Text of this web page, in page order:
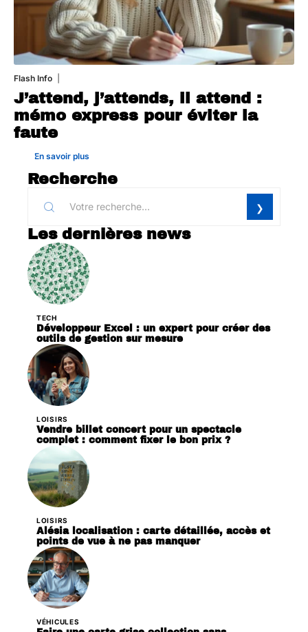
Flash Info
J’attend, j’attends, il attend :
mémo express pour éviter la
faute
En savoir plus
Recherche
Les dernières news
TECH
Développeur Excel : un expert pour créer des
outils de gestion sur mesure
LOISIRS
Vendre billet concert pour un spectacle
complet : comment fixer le bon prix ?
LOISIRS
Alésia localisation : carte détaillée, accès et
points de vue à ne pas manquer
VÉHICULES